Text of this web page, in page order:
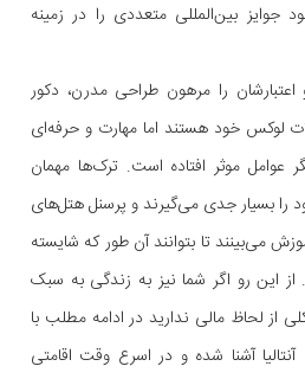
بین‌المللی متعددی را در زمینه
را مرهون طراحی مدرن، دکور
لوکس خود هستند اما مهارت و حرفه‌ای
عوامل موثر افتاده است. ترک‌ها مهمان
را بسیار جدی می‌گیرند و پرسنل هتل‌های
می‌بینند تا بتوانند آن طور که شایسته
از این رو اگر شما نیز به زندگی به سبک
از لحاظ مالی ندارید در ادامه مطلب با
آشنا شده و در اسرع وقت اقامتی